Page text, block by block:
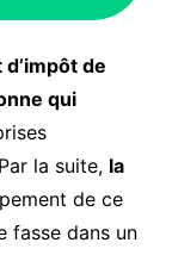
d’impôt de
qui
la suite, la
de ce
fasse dans un